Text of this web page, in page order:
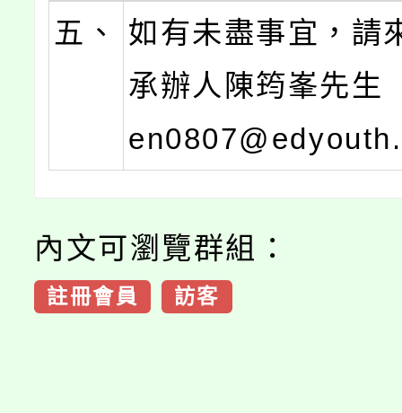
五、
如有未盡事宜，請
承辦人陳筠峯先生
內文可瀏覽群組：
註冊會員 訪客